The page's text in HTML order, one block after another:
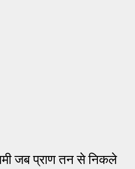
जब प्राण तन से निकले